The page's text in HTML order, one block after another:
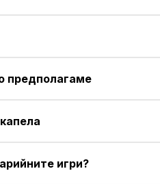
предполагаме
игри?